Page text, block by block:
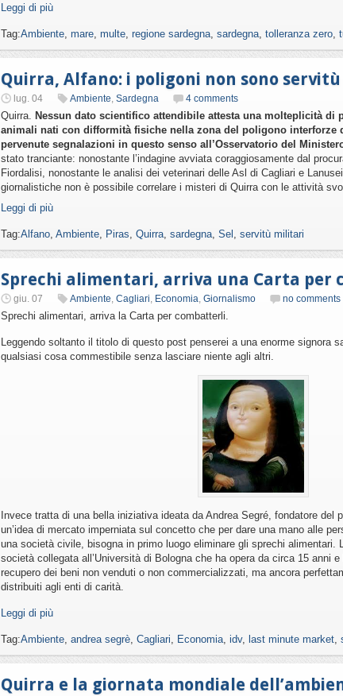
Leggi di più
Tag:Ambiente, mare, multe, regione sardegna, sardegna, tolleranza zero,
Quirra, Alfano: i poligoni non sono
lug. 04 Ambiente, Sardegna 4 comments
Quirra. Nessun dato scientifico attendibile attesta una molteplicità di
animali nati con difformità fisiche nella zona del poligono interforze
pervenute segnalazioni in questo senso all’Osservatorio del
stato tranciante: nonostante l’indagine avviata coraggiosamente dal
Fiordalisi, nonostante le analisi dei veterinari delle Asl di Cagliari e
giornalistiche non è possibile correlare i misteri di Quirra con le attività
Leggi di più
Tag:Alfano, Ambiente, Piras, Quirra, sardegna, Sel , servitù militari
Sprechi alimentari, arriva una Carta per
giu. 07 Ambiente, Cagliari, Economia, Giornalismo no comments
Sprechi alimentari, arriva la Carta per combatterli.
Leggendo soltanto il titolo di questo post penserei a una enorme signora
qualsiasi cosa commestibile senza lasciare niente agli altri.
Invece tratta di una bella iniziativa ideata da Andrea Segré, fondatore del
un’idea di mercato imperniata sul concetto che per dare una mano alle
una società civile, bisogna in primo luogo eliminare gli sprechi alimentari.
società collegata all’Università di Bologna che ha opera da circa 15 anni
recupero dei beni non venduti o non commercializzati, ma ancora
distribuiti agli enti di carità.
Leggi di più
Tag:Ambiente, andrea segrè, Cagliari, Economia, idv, last minute market,
Quirra e la giornata mondiale